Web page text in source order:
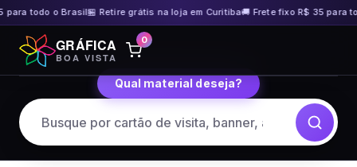
todo o Brasil🏪 Retire grátis na loja em Curitiba🚚 Frete fixo R$ 35 para
Pular
para
o
GRÁFICA
BOA VISTA
0
Qual material deseja?